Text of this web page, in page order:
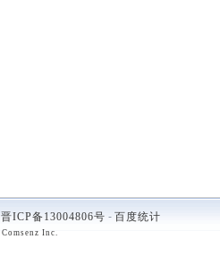
晋ICP备13004806号 - 百度统计
Comsenz Inc.